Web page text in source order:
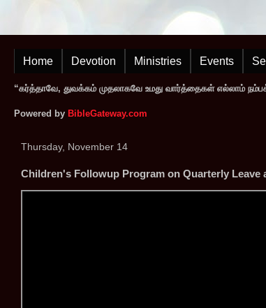
Home Devotion Ministries Events
“கர்த்தாவே, துவக்கம் முதலாகவே உமது வார்த்தைகள் எல்லாம்
Powered by BibleGateway.com
Thursday, November 14
Children's Followup Program on Quarterly Leave